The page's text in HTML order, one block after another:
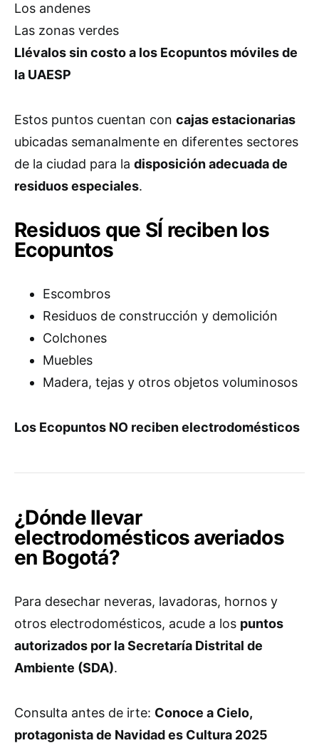
Los andenes
Las zonas verdes
Llévalos sin costo a los Ecopuntos móviles de
la UAESP
Estos puntos cuentan con cajas estacionarias
ubicadas semanalmente en diferentes sectores
de la ciudad para la disposición adecuada de
residuos especiales.
Residuos que SÍ reciben los
Ecopuntos
Escombros
Residuos de construcción y demolición
Colchones
Muebles
Madera, tejas y otros objetos voluminosos
Los Ecopuntos NO reciben electrodomésticos
¿Dónde llevar
electrodomésticos averiados
en Bogotá?
Para desechar neveras, lavadoras, hornos y
otros electrodomésticos, acude a los puntos
autorizados por la Secretaría Distrital de
Ambiente (SDA).
Consulta antes de irte: Conoce a Cielo,
protagonista de Navidad es Cultura 2025